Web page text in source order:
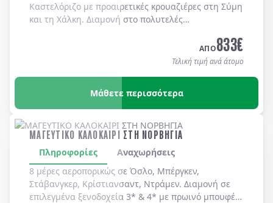
Καστελόριζο με προαιρετικές κρουαζιέρες στη Σύμη
και τη Χάλκη. Διαμονή στο πολυτελές
(ημιδιατροφή).
ΑΠΟ833€
Τελική τιμή ανά άτομο
Μάθετε περισσότερα
ΜΑΓΕΥΤΙΚΟ ΚΑΛΟΚΑΙΡΙ ΣΤΗ ΝΟΡΒΗΓΙΑ
Πληροφορίες
Αναχωρήσεις
8 μέρες αεροπορικώς σε Όσλο, Μπέργκεν,
Στάβανγκερ, Κρίστιανσαντ, Ντράμεν. Διαμονή σε
επιλεγμένα ξενοδοχεία 3* & 4* με πρωινό μπουφέ